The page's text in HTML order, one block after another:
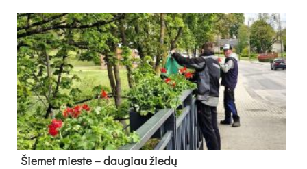
Šie­met mies­te – dau­giau žie­dų